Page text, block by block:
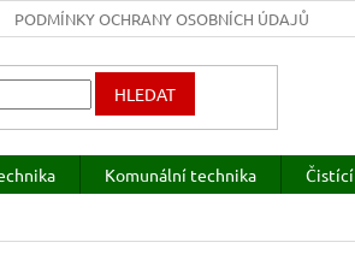
PODMÍNKY OCHRANY OSOBNÍCH ÚDAJŮ
HLEDAT
Komunální technika